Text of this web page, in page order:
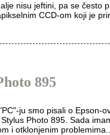
nisu jeftini, pa se često
CCD-om koji je
895
ju smo pisali o Epson-
Photo 895. Sada
i otklonjenim